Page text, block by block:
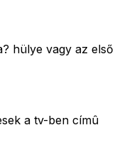
hülye vagy az első
a tv-ben címû